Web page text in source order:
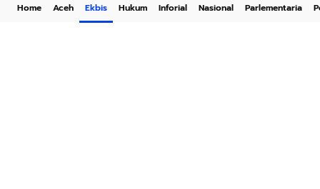
Home Aceh Ekbis Hukum Inforial Nasional Parlementaria